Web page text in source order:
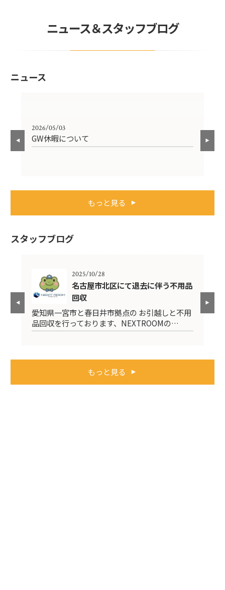
ニュース＆スタッフブログ
ニュース
2026/05/03
GW休暇について
もっと見る
スタッフブログ
2025/10/28
名古屋市北区にて退去に伴う不用品
回収
愛知県一宮市と春日井市拠点の お引越しと不用
品回収を行っております、NEXTROOMの…
もっと見る